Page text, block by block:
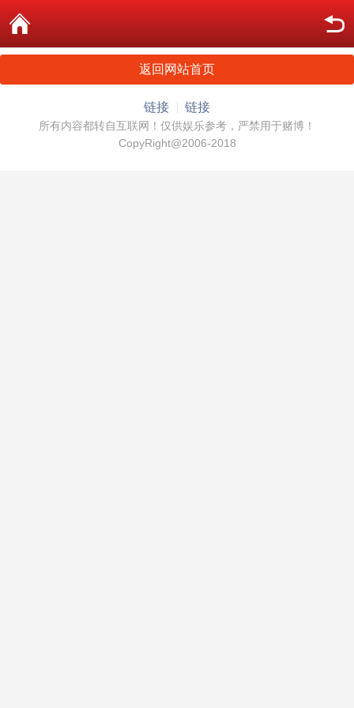
返回网站首页
链接 链接
所有内容都转自互联网！仅供娱乐参考，严禁用于赌博！
CopyRight@2006-2018